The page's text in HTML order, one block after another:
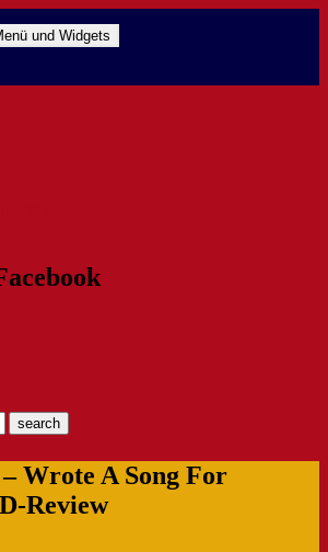
und Widgets
Wrote A Song For
Review